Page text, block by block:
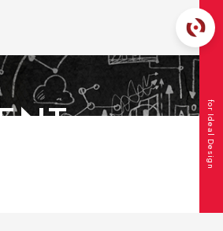
for Ideal Design